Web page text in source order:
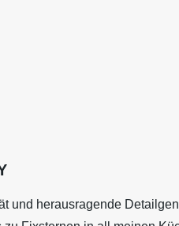
und herausragende